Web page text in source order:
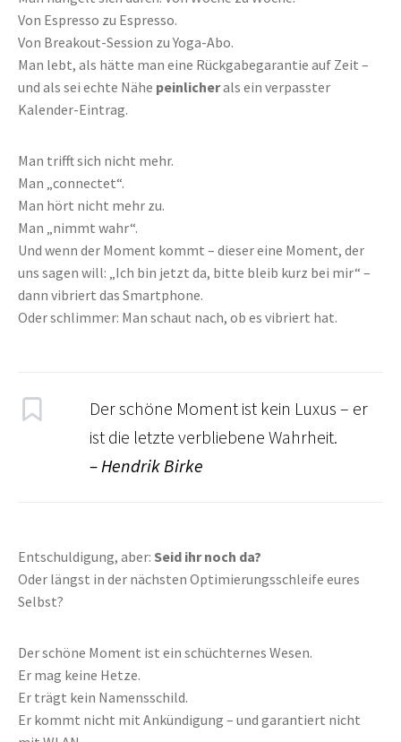
Von Espresso zu Espresso.
Von Breakout-Session zu Yoga-Abo.
Man lebt, als hätte man eine Rückgabegarantie auf Zeit –
und als sei echte Nähe peinlicherals ein verpasster
Kalender-Eintrag.
Man trifft sich nicht mehr.
Man „connectet“.
Man hört nicht mehr zu.
Man „nimmt wahr“.
Und wenn der Moment kommt – dieser eine Moment, der
uns sagen will: „Ich bin jetzt da, bitte bleib kurz bei mir“ –
dann vibriert das Smartphone.
Oder schlimmer: Man schaut nach, ob es vibriert hat.
Der schöne Moment ist kein Luxus – er
ist die letzte verbliebene Wahrheit.
– Hendrik Birke
Entschuldigung, aber: Seid ihr noch da?
Oder längst in der nächsten Optimierungsschleife eures
Selbst?
Der schöne Moment ist ein schüchternes Wesen.
Er mag keine Hetze.
Er trägt kein Namensschild.
Er kommt nicht mit Ankündigung – und garantiert nicht